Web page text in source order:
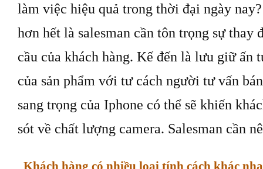
làm việc hiệu quả trong thời đại ngày
hơn hết là salesman cần tôn trọng sự thay
cầu của khách hàng. Kế đến là lưu giữ ấn
của sản phẩm với tư cách người tư vấn
sang trọng của Iphone có thể sẽ khiến
sót về chất lượng camera. Salesman cần